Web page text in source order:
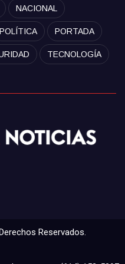
NACIONAL
POLÍTICA PORTADA
TECNOLOGÍA
Reservados.